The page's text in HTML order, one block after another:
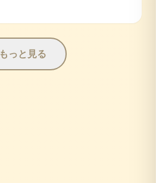
もっと見る